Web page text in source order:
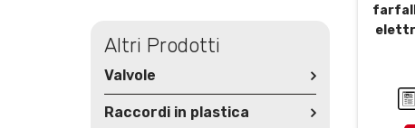
Altri Prodotti
Valvole
Raccordi in plastica